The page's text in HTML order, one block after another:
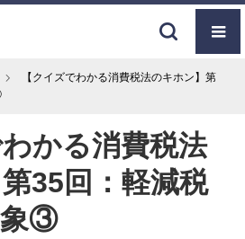
【クイズでわかる消費税法のキホン】第
わかる消費税法
35回：軽減税
象③